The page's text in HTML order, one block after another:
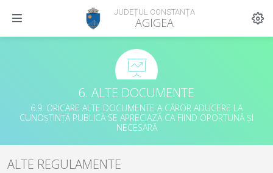
JUDEȚUL CONSTANȚA
AGIGEA
6. ALTE DOCUMENTE
6.9. ORICARE ALTE DOCUMENTE A CĂROR ADUCERE LA
CUNOȘTINȚĂ PUBLICĂ SE APRECIAZĂ CA FIIND OPORTUNĂ ȘI
NECESARĂ
ALTE REGULAMENTE